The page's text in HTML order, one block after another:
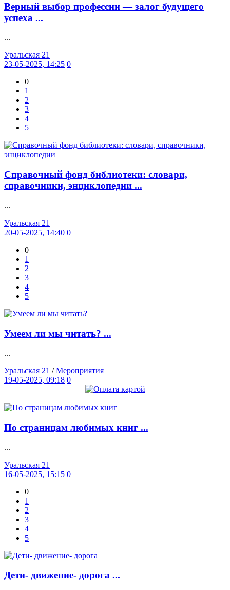
Верный выбор профессии — залог будущего
успеха ...
...
Уральская 21
23-05-2025, 14:25 0
0
1
2
3
4
5
Справочный фонд библиотеки: словари,
справочники, энциклопедии ...
...
Уральская 21
20-05-2025, 14:40 0
0
1
2
3
4
5
Умеем ли мы читать? ...
...
Уральская 21 /Мероприятия
19-05-2025, 09:18 0
По страницам любимых книг ...
...
Уральская 21
16-05-2025, 15:15 0
0
1
2
3
4
5
Дети- движение- дорога ...